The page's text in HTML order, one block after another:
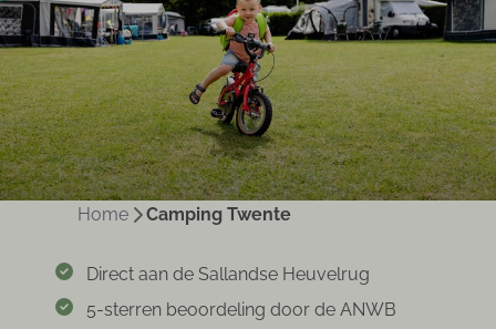
Home Camping Twente
Direct aan de Sallandse Heuvelrug
5-sterren beoordeling door de ANWB